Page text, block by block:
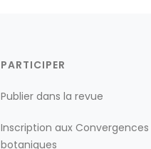
PARTICIPER
Publier dans la revue
Inscription aux Convergences
botaniques